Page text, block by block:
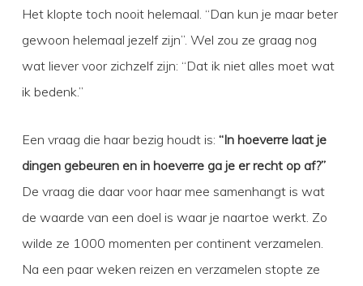
Het klopte toch nooit helemaal. “Dan kun je maar beter
gewoon helemaal jezelf zijn”. Wel zou ze graag nog
wat liever voor zichzelf zijn: “Dat ik niet alles moet wat
ik bedenk.”
Een vraag die haar bezig houdt is: “In hoeverre laat je
dingen gebeuren en in hoeverre ga je er recht op af?”
De vraag die daar voor haar mee samenhangt is wat
de waarde van een doel is waar je naartoe werkt. Zo
wilde ze 1000 momenten per continent verzamelen.
Na een paar weken reizen en verzamelen stopte ze